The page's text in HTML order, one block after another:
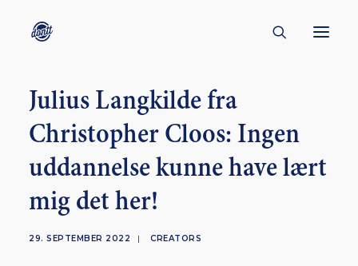
CONTACT
ABOUT
ENGLISH
CREATORS
Julius Langkilde fra
Christopher Cloos: Ingen
uddannelse kunne have lært
mig det her!
29. SEPTEMBER 2022 | CREATORS